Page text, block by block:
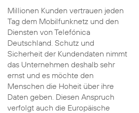
Millionen Kunden vertrauen jeden
Tag dem Mobilfunknetz und den
Diensten von Telefónica
Deutschland. Schutz und
Sicherheit der Kundendaten nimmt
das Unternehmen deshalb sehr
ernst und es möchte den
Menschen die Hoheit über ihre
Daten geben. Diesen Anspruch
verfolgt auch die Europäische